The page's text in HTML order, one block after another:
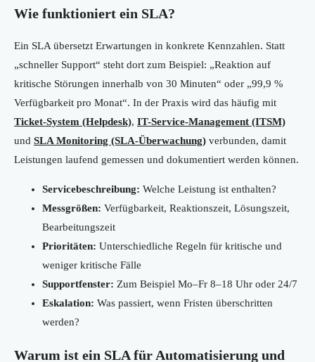
Wie funktioniert ein SLA?
Ein SLA übersetzt Erwartungen in konkrete Kennzahlen. Statt
„schneller Support“ steht dort zum Beispiel: „Reaktion auf
kritische Störungen innerhalb von 30 Minuten“ oder „99,9 %
Verfügbarkeit pro Monat“. In der Praxis wird das häufig mit
Ticket-System (Helpdesk), IT-Service-Management (ITSM)
und SLA Monitoring (SLA-Überwachung) verbunden, damit
Leistungen laufend gemessen und dokumentiert werden können.
Servicebeschreibung: Welche Leistung ist enthalten?
Messgrößen: Verfügbarkeit, Reaktionszeit, Lösungszeit,
Bearbeitungszeit
Prioritäten: Unterschiedliche Regeln für kritische und
weniger kritische Fälle
Supportfenster: Zum Beispiel Mo–Fr 8–18 Uhr oder 24/7
Eskalation: Was passiert, wenn Fristen überschritten
werden?
Warum ist ein SLA für Automatisierung und